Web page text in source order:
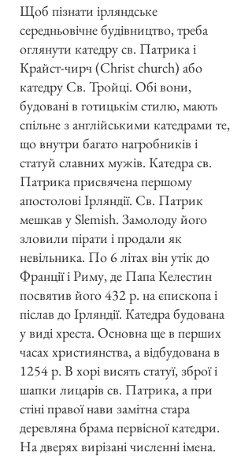
Щоб пізнати ірляндське
середньовічне будівництво, треба
оглянути катедру св. Патрика і
Крайст-чирч (Christ church) або
катедру Св. Тройці. Обі вони,
будовані в готицькім стилю, мають
спільне з англійськими катедрами те,
що внутри багато нагробників і
статуй славних мужів. Катедра св.
Патрика присвячена першому
апостолові Ірляндії. Св. Патрик
мешкав у Slemish. Замолоду його
зловили пірати і продали як
невільника. По 6 літах він утік до
Франції і Риму, де Папа Келестин
посвятив його 432 р. на єпископа і
післав до Ірляндії. Катедра будована
у виді хреста. Основна ще в перших
часах християнства, а відбудована в
1254 р. В хорі висять статуї, зброї і
шапки лицарів св. Патрика, а при
стіні правої нави замітна стара
деревляна брама первісної катедри.
На дверях вирізані численні імена.